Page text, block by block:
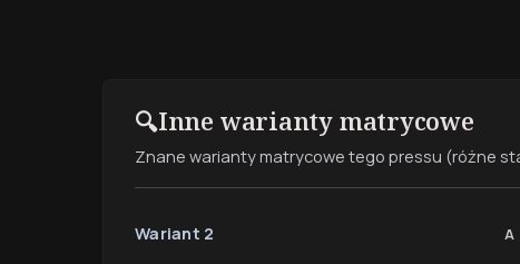
🔍Inne warianty matrycowe
Znane warianty matrycowe tego pressu (różne
Wariant 2 A